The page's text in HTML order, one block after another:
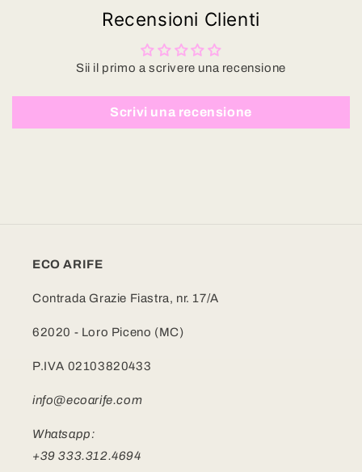
Recensioni Clienti
Sii il primo a scrivere una recensione
Scrivi una recensione
ECO ARIFE
Contrada Grazie Fiastra, nr. 17/A
62020 - Loro Piceno (MC)
P.IVA 02103820433
info@ecoarife.com
Whatsapp:
+39 333.312.4694